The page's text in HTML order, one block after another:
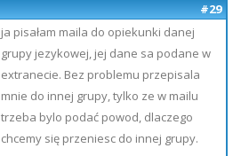
#29
ja pisałam maila do opiekunki danej
grupy jezykowej, jej dane sa podane w
extranecie. Bez problemu przepisala
mnie do innej grupy, tylko ze w mailu
trzeba bylo podać powod, dlaczego
chcemy się przeniesc do innej grupy.